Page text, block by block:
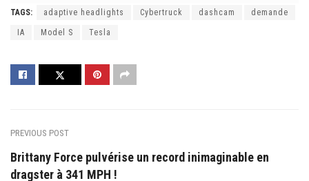
TAGS: adaptive headlights Cybertruck dashcam demande
IA Model S Tesla
PREVIOUS POST
Brittany Force pulvérise un record inimaginable en
dragster à 341 MPH !